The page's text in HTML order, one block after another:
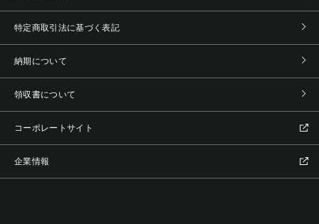
特定商取引法に基づく表記
納期について
領収書について
コーポレートサイト
企業情報